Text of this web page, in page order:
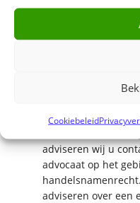
Cookiebeleid
handelsnaam
handelsregister
te worden
al wordt gebruikt
onderzoek te
merkenregisters.
adviseren wij u
advocaat op het
adviseren over een